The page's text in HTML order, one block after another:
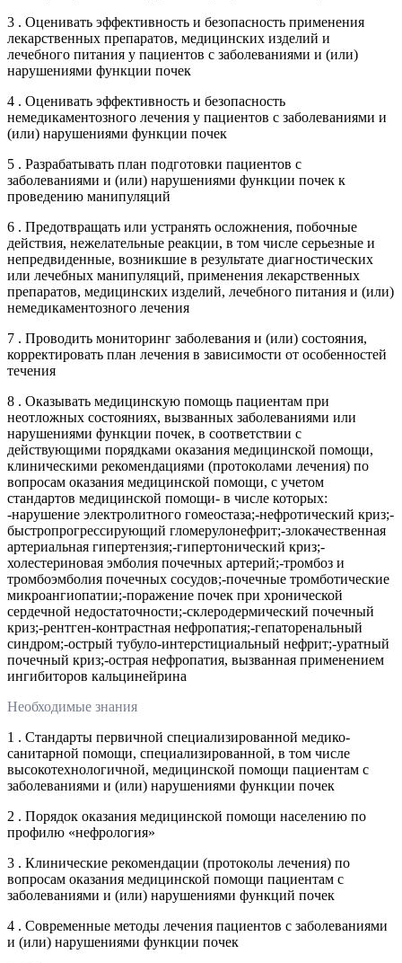
3 . Оценивать эффективность и безопасность применения
лекарственных препаратов, медицинских изделий и
лечебного питания у пациентов с заболеваниями и (или)
нарушениями функции почек
4 . Оценивать эффективность и безопасность
немедикаментозного лечения у пациентов с заболеваниями и
(или) нарушениями функции почек
5 . Разрабатывать план подготовки пациентов с
заболеваниями и (или) нарушениями функции почек к
проведению манипуляций
6 . Предотвращать или устранять осложнения, побочные
действия, нежелательные реакции, в том числе серьезные и
непредвиденные, возникшие в результате диагностических
или лечебных манипуляций, применения лекарственных
препаратов, медицинских изделий, лечебного питания и (или)
немедикаментозного лечения
7 . Проводить мониторинг заболевания и (или) состояния,
корректировать план лечения в зависимости от особенностей
течения
8 . Оказывать медицинскую помощь пациентам при
неотложных состояниях, вызванных заболеваниями или
нарушениями функции почек, в соответствии с
действующими порядками оказания медицинской помощи,
клиническими рекомендациями (протоколами лечения) по
вопросам оказания медицинской помощи, с учетом
стандартов медицинской помощи- в числе которых:
-нарушение электролитного гомеостаза;-нефротический криз;-
быстропрогрессирующий гломерулонефрит;-злокачественная
артериальная гипертензия;-гипертонический криз;-
холестериновая эмболия почечных артерий;-тромбоз и
тромбоэмболия почечных сосудов;-почечные тромботические
микроангиопатии;-поражение почек при хронической
сердечной недостаточности;-склеродермический почечный
криз;-рентген-контрастная нефропатия;-гепаторенальный
синдром;-острый тубуло-интерстициальный нефрит;-уратный
почечный криз;-острая нефропатия, вызванная применением
ингибиторов кальцинейрина
Необходимые знания
1 . Стандарты первичной специализированной медико-
санитарной помощи, специализированной, в том числе
высокотехнологичной, медицинской помощи пациентам с
заболеваниями и (или) нарушениями функции почек
2 . Порядок оказания медицинской помощи населению по
профилю «нефрология»
3 . Клинические рекомендации (протоколы лечения) по
вопросам оказания медицинской помощи пациентам с
заболеваниями и (или) нарушениями функций почек
4 . Современные методы лечения пациентов с заболеваниями
и (или) нарушениями функции почек